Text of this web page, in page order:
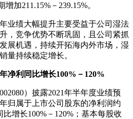
加211.15%－239.15%。
业绩大幅提升主要受益于公司湿法
，竞争优势不断巩固，且公司紧抓
展机遇，持续开拓海内外市场，湿
量持续稳定增长。
净利同比增长100%－120%
）披露2021年半年度业绩预
归属于上市公司股东的净利润约
比增长100%－120%；基本每股收